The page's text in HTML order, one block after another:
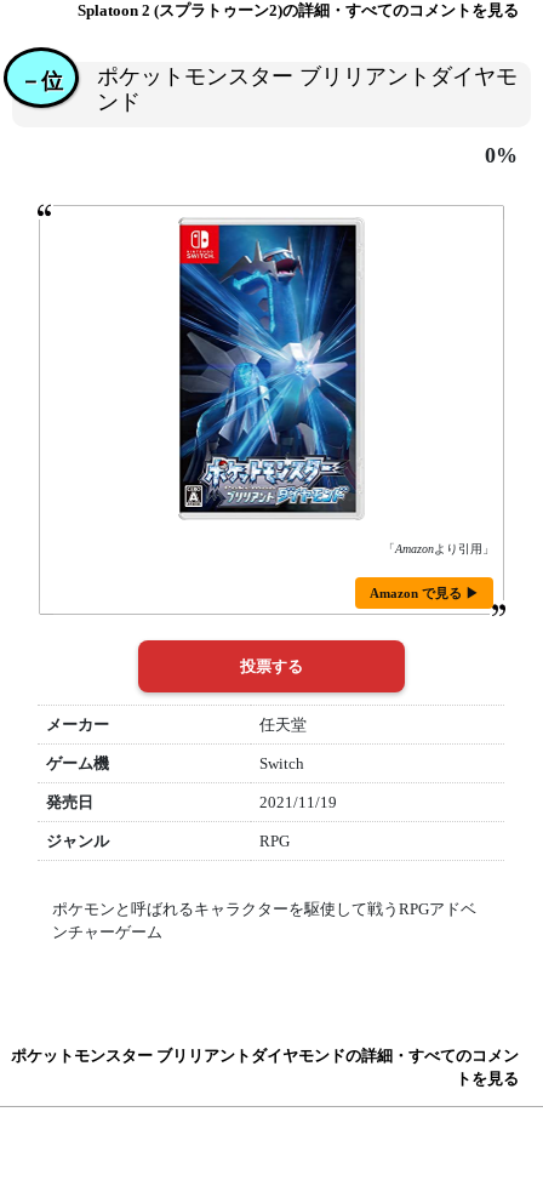
Splatoon 2 (スプラトゥーン2)の詳細・すべてのコメントを見る
ポケットモンスター ブリリアントダイヤモ
ンド
－位
0%
「Amazonより引用」
Amazon で見る ▶
メーカー 任天堂
ゲーム機 Switch
発売日 2021/11/19
ジャンル RPG
ポケモンと呼ばれるキャラクターを駆使して戦うRPGアドベ
ンチャーゲーム
ポケットモンスター ブリリアントダイヤモンドの詳細・すべてのコメン
トを見る